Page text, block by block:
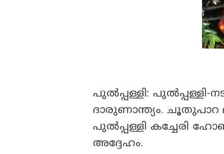
​പുൽപ്പള്ളി:
ദാരുണാന്ത്യം. ചൂതുപാറ
പുൽപ്പള്ളി കച്ചേരി
അദ്ദേഹം.